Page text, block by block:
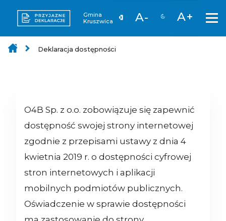
Gmina
Kruszwica
A- A+
Deklaracja dostępności
O4B Sp. z o.o. zobowiązuje się zapewnić
dostępność swojej strony internetowej
zgodnie z przepisami ustawy z dnia 4
kwietnia 2019 r. o dostępności cyfrowej
stron internetowych i aplikacji
mobilnych podmiotów publicznych.
Oświadczenie w sprawie dostępności